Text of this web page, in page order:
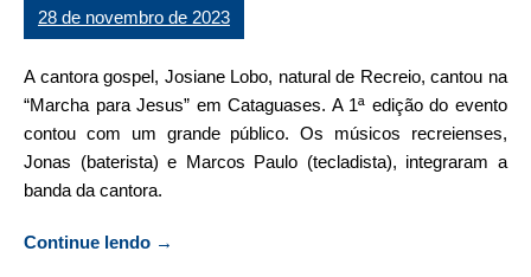
28 de novembro de 2023
A cantora gospel, Josiane Lobo, natural de Recreio, cantou na
“Marcha para Jesus” em Cataguases. A 1ª edição do evento
contou com um grande público. Os músicos recreienses,
Jonas (baterista) e Marcos Paulo (tecladista), integraram a
banda da cantora.
Continue lendo “Josiane Lobo canta na “Marcha para Jesus”
→